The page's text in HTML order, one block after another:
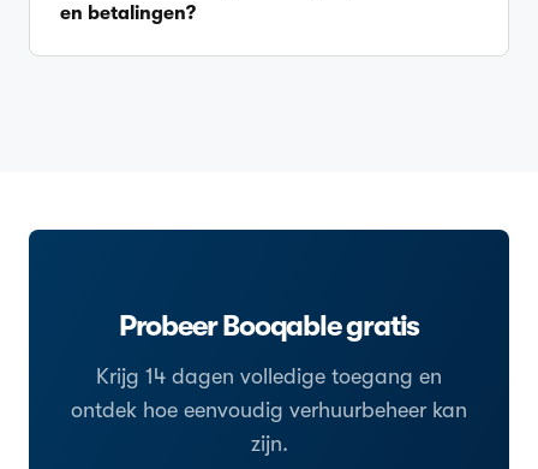
en betalingen?
Probeer Booqable gratis
Krijg 14 dagen volledige toegang en
ontdek hoe eenvoudig verhuurbeheer kan
zijn.